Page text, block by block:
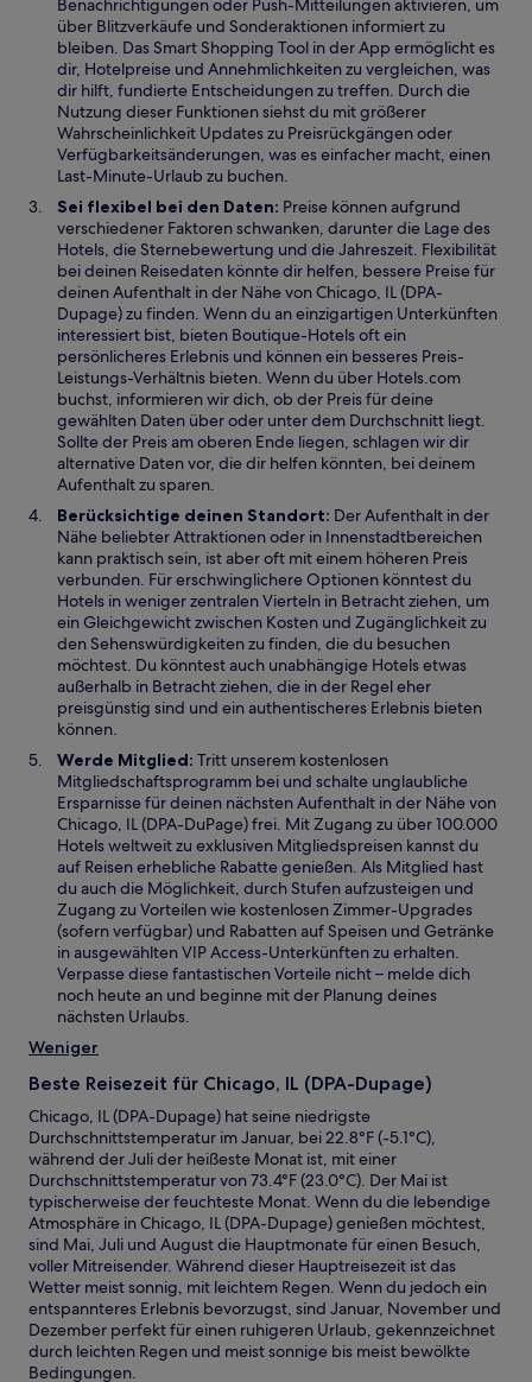
f
n
e
t
Benachrichtigungen oder Push-Mitteilungen aktivieren, um
über Blitzverkäufe und Sonderaktionen informiert zu
bleiben. Das Smart Shopping Tool in der App ermöglicht es
dir, Hotelpreise und Annehmlichkeiten zu vergleichen, was
dir hilft, fundierte Entscheidungen zu treffen. Durch die
Nutzung dieser Funktionen siehst du mit größerer
Wahrscheinlichkeit Updates zu Preisrückgängen oder
Verfügbarkeitsänderungen, was es einfacher macht, einen
Last-Minute-Urlaub zu buchen.
Sei flexibel bei den Daten: Preise können aufgrund
verschiedener Faktoren schwanken, darunter die Lage des
Hotels, die Sternebewertung und die Jahreszeit. Flexibilität
bei deinen Reisedaten könnte dir helfen, bessere Preise für
deinen Aufenthalt in der Nähe von Chicago, IL (DPA-
Dupage) zu finden. Wenn du an einzigartigen Unterkünften
interessiert bist, bieten Boutique-Hotels oft ein
persönlicheres Erlebnis und können ein besseres Preis-
Leistungs-Verhältnis bieten. Wenn du über Hotels.com
buchst, informieren wir dich, ob der Preis für deine
gewählten Daten über oder unter dem Durchschnitt liegt.
Sollte der Preis am oberen Ende liegen, schlagen wir dir
alternative Daten vor, die dir helfen könnten, bei deinem
Aufenthalt zu sparen.
Berücksichtige deinen Standort: Der Aufenthalt in der
Nähe beliebter Attraktionen oder in Innenstadtbereichen
kann praktisch sein, ist aber oft mit einem höheren Preis
verbunden. Für erschwinglichere Optionen könntest du
Hotels in weniger zentralen Vierteln in Betracht ziehen, um
ein Gleichgewicht zwischen Kosten und Zugänglichkeit zu
den Sehenswürdigkeiten zu finden, die du besuchen
möchtest. Du könntest auch unabhängige Hotels etwas
außerhalb in Betracht ziehen, die in der Regel eher
preisgünstig sind und ein authentischeres Erlebnis bieten
können.
Werde Mitglied: Tritt unserem kostenlosen
Mitgliedschaftsprogramm bei und schalte unglaubliche
Ersparnisse für deinen nächsten Aufenthalt in der Nähe von
Chicago, IL (DPA-DuPage) frei. Mit Zugang zu über 100.000
Hotels weltweit zu exklusiven Mitgliedspreisen kannst du
auf Reisen erhebliche Rabatte genießen. Als Mitglied hast
du auch die Möglichkeit, durch Stufen aufzusteigen und
Zugang zu Vorteilen wie kostenlosen Zimmer-Upgrades
(sofern verfügbar) und Rabatten auf Speisen und Getränke
in ausgewählten VIP Access-Unterkünften zu erhalten.
Verpasse diese fantastischen Vorteile nicht – melde dich
noch heute an und beginne mit der Planung deines
nächsten Urlaubs.
Weniger
Beste Reisezeit für Chicago, IL (DPA-Dupage)
Chicago, IL (DPA-Dupage) hat seine niedrigste
Durchschnittstemperatur im Januar, bei 22.8°F (-5.1°C),
während der Juli der heißeste Monat ist, mit einer
Durchschnittstemperatur von 73.4°F (23.0°C). Der Mai ist
typischerweise der feuchteste Monat. Wenn du die lebendige
Atmosphäre in Chicago, IL (DPA-Dupage) genießen möchtest,
sind Mai, Juli und August die Hauptmonate für einen Besuch,
voller Mitreisender. Während dieser Hauptreisezeit ist das
Wetter meist sonnig, mit leichtem Regen. Wenn du jedoch ein
entspannteres Erlebnis bevorzugst, sind Januar, November und
Dezember perfekt für einen ruhigeren Urlaub, gekennzeichnet
durch leichten Regen und meist sonnige bis meist bewölkte
Bedingungen.